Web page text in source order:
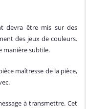
devra être mis sur des
des jeux de couleurs.
manière subtile.
maîtresse de la pièce,
à transmettre. Cet